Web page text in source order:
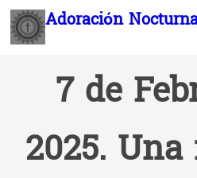
Saltar Adoración
7 de
2025.